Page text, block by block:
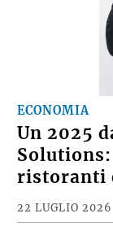
ECONOMIA
Un 2025
ristoranti
22 LUGLIO 2026